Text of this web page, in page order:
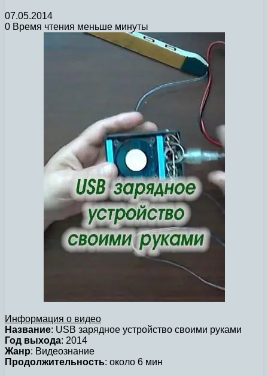
07.05.2014
0 Время чтения меньше минуты
Информация о видео
Название: USB зарядное устройство своими руками
Год выхода: 2014
Жанр: Видеознание
Продолжительность: около 6 мин